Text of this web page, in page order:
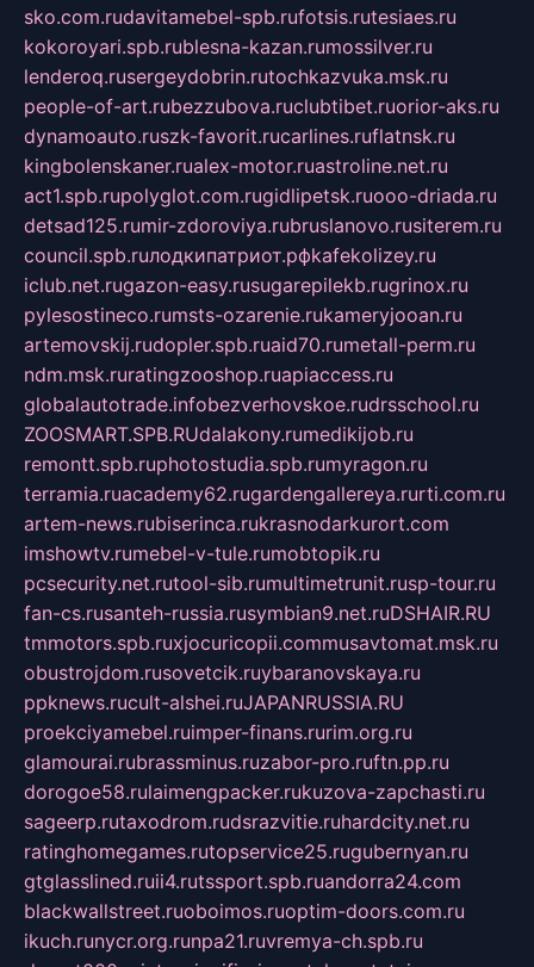
sko.com.rudavitamebel-spb.rufotsis.rutesiaes.ru
kokoroyari.spb.rublesna-kazan.rumossilver.ru
lenderoq.rusergeydobrin.rutochkazvuka.msk.ru
people-of-art.rubezzubova.ruclubtibet.ruorior-aks.ru
dynamoauto.ruszk-favorit.rucarlines.ruflatnsk.ru
kingbolenskaner.rualex-motor.ruastroline.net.ru
act1.spb.rupolyglot.com.rugidlipetsk.ruooo-driada.ru
detsad125.rumir-zdoroviya.rubruslanovo.rusiterem.ru
council.spb.ruлодкипатриот.рфkafekolizey.ru
iclub.net.rugazon-easy.rusugarepilekb.rugrinox.ru
pylesostineco.rumsts-ozarenie.rukameryjooan.ru
artemovskij.rudopler.spb.ruaid70.rumetall-perm.ru
ndm.msk.ruratingzooshop.ruapiaccess.ru
globalautotrade.infobezverhovskoe.rudrsschool.ru
ZOOSMART.SPB.RUdalakony.rumedikijob.ru
remontt.spb.ruphotostudia.spb.rumyragon.ru
terramia.ruacademy62.rugardengallereya.rurti.com.ru
artem-news.rubiserinca.rukrasnodarkurort.com
imshowtv.rumebel-v-tule.rumobtopik.ru
pcsecurity.net.rutool-sib.rumultimetrunit.rusp-tour.ru
fan-cs.rusanteh-russia.rusymbian9.net.ruDSHAIR.RU
tmmotors.spb.ruxjocuricopii.commusavtomat.msk.ru
obustrojdom.rusovetcik.ruybaranovskaya.ru
ppknews.rucult-alshei.ruJAPANRUSSIA.RU
proekciyamebel.ruimper-finans.rurim.org.ru
glamourai.rubrassminus.ruzabor-pro.ruftn.pp.ru
dorogoe58.rulaimengpacker.rukuzova-zapchasti.ru
sageerp.rutaxodrom.rudsrazvitie.ruhardcity.net.ru
ratinghomegames.rutopservice25.rugubernyan.ru
gtglasslined.ruii4.rutssport.spb.ruandorra24.com
blackwallstreet.ruoboimos.ruoptim-doors.com.ru
ikuch.runycr.org.runpa21.ruvremya-ch.spb.ru